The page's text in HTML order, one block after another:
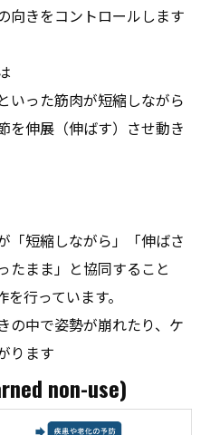
向きをコントロールします
いった筋肉が短縮しながら
を伸展（伸ばす）させ動き
「短縮しながら」「伸ばさ
たまま」と協同すること
行っています。
の中で姿勢が崩れたり、ケ
ります
non-use)